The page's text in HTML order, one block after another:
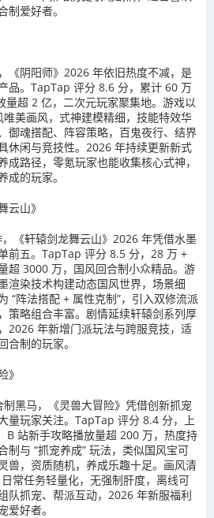
制爱好者。
《阴阳师》2026 年依旧热度不减，是
品。TapTap 评分 8.6 分，累计 60 万
量超 2 亿，二次元玩家聚集地。游戏以
美画风，式神建模精细，技能特效华
御魂搭配、阵容策略，百鬼夜行、结界
休闲与竞技性。2026 年持续更新新式
成路径，零氪玩家也能收集核心式神，
成的玩家。
云山》
《轩辕剑龙舞云山》2026 年凭借水墨
前五。TapTap 评分 8.5 分，28 万 +
超 3000 万，国风回合制小众精品。游
渲染技术构建动态国风世界，场景细
“阵法搭配 + 属性克制”，引入双修流派
策略组合丰富。剧情延续轩辕剑系列厚
2026 年新增门派玩法与跨服竞技，适
合制的玩家。
》
黑马，《灵兽大冒险》凭借创新抓宠
量玩家关注。TapTap 评分 8.4 分，上
B 站新手攻略播放量超 200 万，热度持
制与 “抓宠养成” 玩法，类似国风宝可
兽，资质随机，养成乐趣十足。画风清
常任务轻量化，无强制肝度，离线可
队抓宠、帮派互动，2026 年新服福利
爱好者。